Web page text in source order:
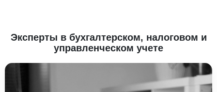
Эксперты в бухгалтерском, налоговом и
управленческом учете